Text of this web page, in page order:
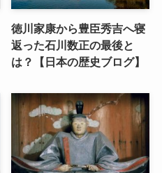
徳川家康から豊臣秀吉へ寝
返った石川数正の最後と
は？【日本の歴史ブログ】